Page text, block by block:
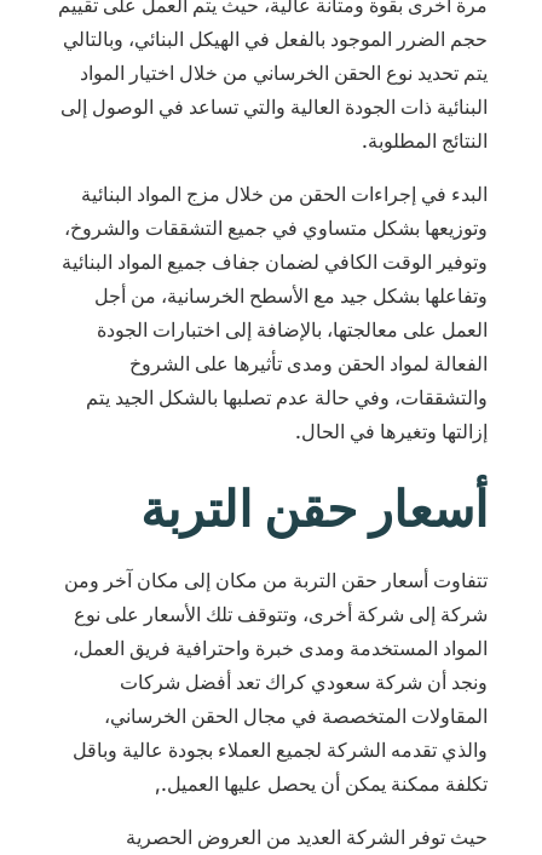
حجم الضرر الموجود بالفعل في الهيكل البنائي، وبالتالي
يتم تحديد نوع الحقن الخرساني من خلال اختيار المواد
البنائية ذات الجودة العالية والتي تساعد في الوصول إلى
النتائج المطلوبة.
البدء في إجراءات الحقن من خلال مزج المواد البنائية
وتوزيعها بشكل متساوي في جميع التشققات والشروخ،
وتوفير الوقت الكافي لضمان جفاف جميع المواد البنائية
وتفاعلها بشكل جيد مع الأسطح الخرسانية، من أجل
العمل على معالجتها، بالإضافة إلى اختبارات الجودة
الفعالة لمواد الحقن ومدى تأثيرها على الشروخ
والتشققات، وفي حالة عدم تصلبها بالشكل الجيد يتم
إزالتها وتغيرها في الحال.
أسعار حقن التربة
تتفاوت أسعار حقن التربة من مكان إلى مكان آخر ومن
شركة إلى شركة أخرى، وتتوقف تلك الأسعار على نوع
المواد المستخدمة ومدى خبرة واحترافية فريق العمل،
ونجد أن شركة سعودي كراك تعد أفضل شركات
المقاولات المتخصصة في مجال الحقن الخرساني،
والذي تقدمه الشركة لجميع العملاء بجودة عالية وباقل
تكلفة ممكنة يمكن أن يحصل عليها العميل.,
حيث توفر الشركة العديد من العروض الحصرية